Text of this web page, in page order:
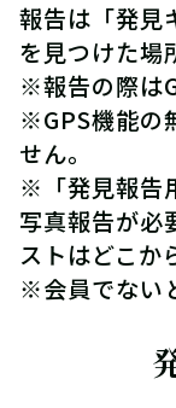
報告は「発見
を見つけた場
※報告の際は
※GPS機能の
せん。
※「発見報告
写真報告が必
ストはどこか
※会員でない